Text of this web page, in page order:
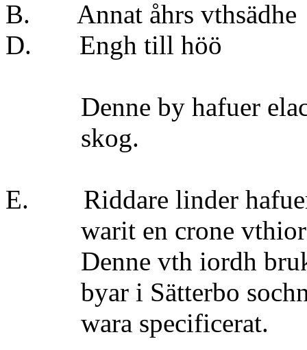
B. Annat åhrs
D. Engh till
Denne by hafuer
skog.
E. Riddare linder
warit en crone
Denne vth iordh
byar i Sätterbo sochn,
wara specificerat.